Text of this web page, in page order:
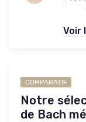
Voir
COMPARATIF
Notre
de Bach